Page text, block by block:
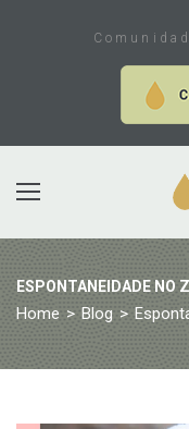
ESPONTANEIDADE NO
Home > Blog >